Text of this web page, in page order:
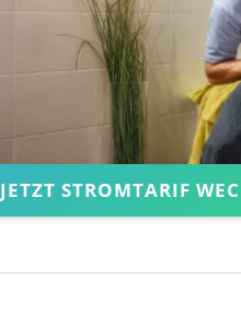
JETZT STROMTARIF